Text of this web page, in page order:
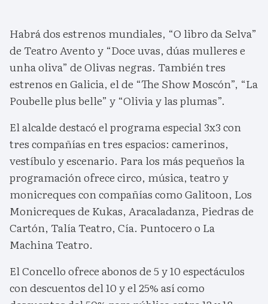
Habrá dos estrenos mundiales, “O libro da Selva”
de Teatro Avento y “Doce uvas, dúas mulleres e
unha oliva” de Olivas negras. También tres
estrenos en Galicia, el de “The Show Moscón”, “La
Poubelle plus belle” y “Olivia y las plumas”.
El alcalde destacó el programa especial 3x3 con
tres compañías en tres espacios: camerinos,
vestíbulo y escenario. Para los más pequeños la
programación ofrece circo, música, teatro y
monicreques con compañías como Galitoon, Los
Monicreques de Kukas, Aracaladanza, Piedras de
Cartón, Talía Teatro, Cía. Puntocero o La
Machina Teatro.
El Concello ofrece abonos de 5 y 10 espectáculos
con descuentos del 10 y el 25% así como